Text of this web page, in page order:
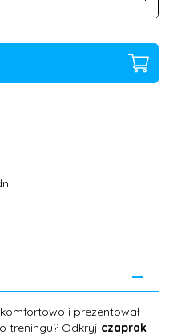
komfortowo i prezentował
treningu? Odkryj czaprak